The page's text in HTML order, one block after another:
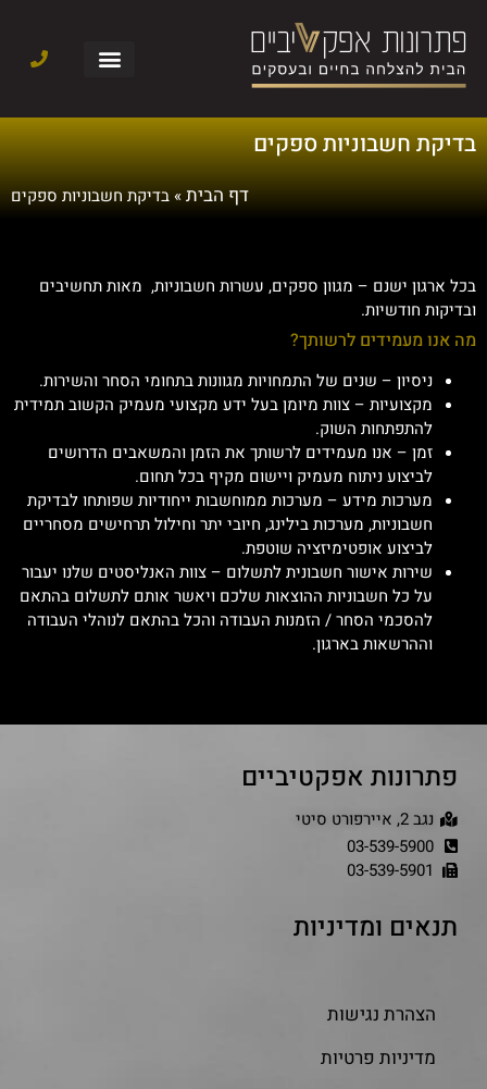
בדיקת חשבוניות ספקים
דף הבית»בדיקת חשבוניות ספקים
בכל ארגון ישנם – מגוון ספקים, עשרות חשבוניות, מאות תחשיבים
ובדיקות חודשיות.
מה אנו מעמידים לרשותך?
ניסיון – שנים של התמחויות מגוונות בתחומי הסחר והשירות.
מקצועיות – צוות מיומן בעל ידע מקצועי מעמיק הקשוב תמידית
להתפתחות השוק.
זמן – אנו מעמידים לרשותך את הזמן והמשאבים הדרושים
לביצוע ניתוח מעמיק ויישום מקיף בכל תחום.
מערכות מידע – מערכות ממוחשבות ייחודיות שפותחו לבדיקת
חשבוניות, מערכות בילינג, חיובי יתר וחילול תרחישים מסחריים
לביצוע אופטימיזציה שוטפת.
שירות אישור חשבונית לתשלום – צוות האנליסטים שלנו יעבור
על כל חשבוניות ההוצאות שלכם ויאשר אותם לתשלום בהתאם
להסכמי הסחר / הזמנות העבודה והכל בהתאם לנוהלי העבודה
וההרשאות בארגון.
פתרונות אפקטיביים
נגב 2, איירפורט סיטי
03-539-5900
03-539-5901
תנאים ומדיניות
הצהרת נגישות
מדיניות פרטיות